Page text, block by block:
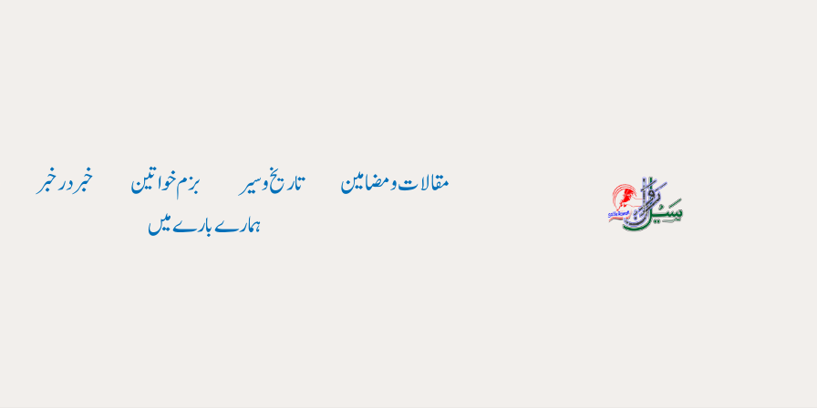
مقالات و مضامین تاریخ وسیر بزم خواتین خبر در خبر
ہمارے بارے میں